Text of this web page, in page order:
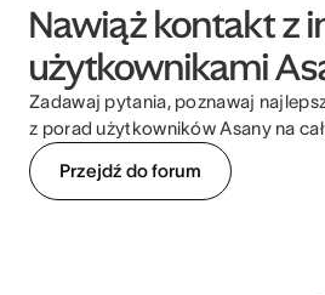
Nawiąż kontakt z
użytkownikami
Zadawaj pytania, poznawaj
z porad użytkowników Asany na
Przejdź do forum